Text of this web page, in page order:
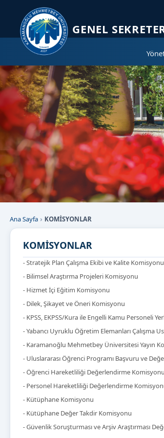
GENEL
Ana Sayfa KOMİSYONLAR
KOMİSYONLAR
- Stratejik Plan Çalışma Ekibi ve Kalite
- Bilimsel Araştırma Projeleri Komisyonu
- Hizmet İçi Eğitim Komisyonu
- Dilek, Şikayet ve Öneri Komisyonu
- KPSS, EKPSS/Kura ile Engelli Kamu Personeli
- Yabancı Uyruklu Öğretim Elemanları Çalışma
- Karamanoğlu Mehmetbey Üniversitesi Yayın
- Uluslararası Öğrenci Programı Başvuru ve
- Öğrenci Hareketliliği Değerlendirme
- Personel Hareketliliği Değerlendirme
- Kütüphane Komisyonu
- Kütüphane Değer Takdir Komisyonu
- Güvenlik Soruşturması ve Arşiv Araştırması